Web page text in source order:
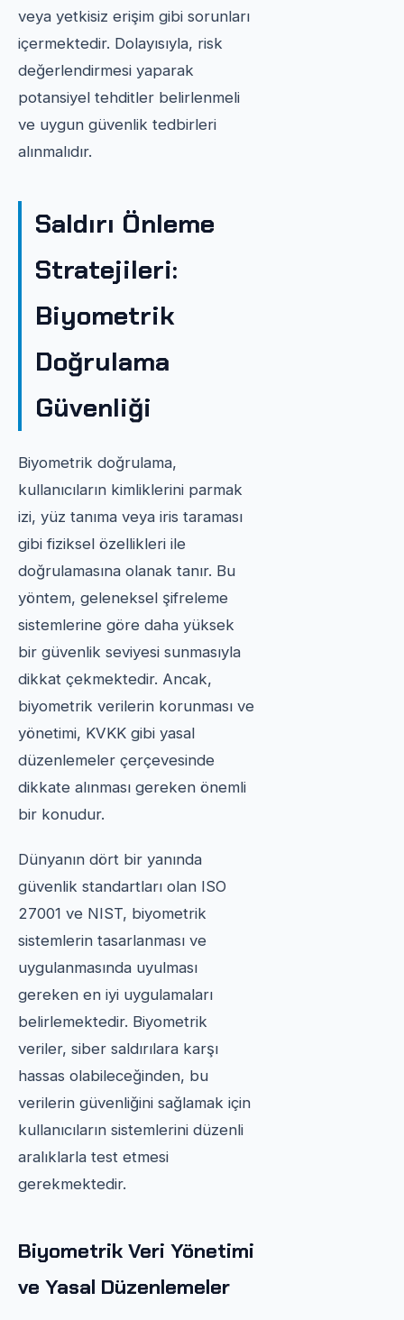
veya yetkisiz erişim gibi sorunları
içermektedir. Dolayısıyla, risk
değerlendirmesi yaparak
potansiyel tehditler belirlenmeli
ve uygun güvenlik tedbirleri
alınmalıdır.
Saldırı Önleme
Stratejileri:
Biyometrik
Doğrulama
Güvenliği
Biyometrik doğrulama,
kullanıcıların kimliklerini parmak
izi, yüz tanıma veya iris taraması
gibi fiziksel özellikleri ile
doğrulamasına olanak tanır. Bu
yöntem, geleneksel şifreleme
sistemlerine göre daha yüksek
bir güvenlik seviyesi sunmasıyla
dikkat çekmektedir. Ancak,
biyometrik verilerin korunması ve
yönetimi, KVKK gibi yasal
düzenlemeler çerçevesinde
dikkate alınması gereken önemli
bir konudur.
Dünyanın dört bir yanında
güvenlik standartları olan ISO
27001 ve NIST, biyometrik
sistemlerin tasarlanması ve
uygulanmasında uyulması
gereken en iyi uygulamaları
belirlemektedir. Biyometrik
veriler, siber saldırılara karşı
hassas olabileceğinden, bu
verilerin güvenliğini sağlamak için
kullanıcıların sistemlerini düzenli
aralıklarla test etmesi
gerekmektedir.
Biyometrik Veri Yönetimi
ve Yasal Düzenlemeler